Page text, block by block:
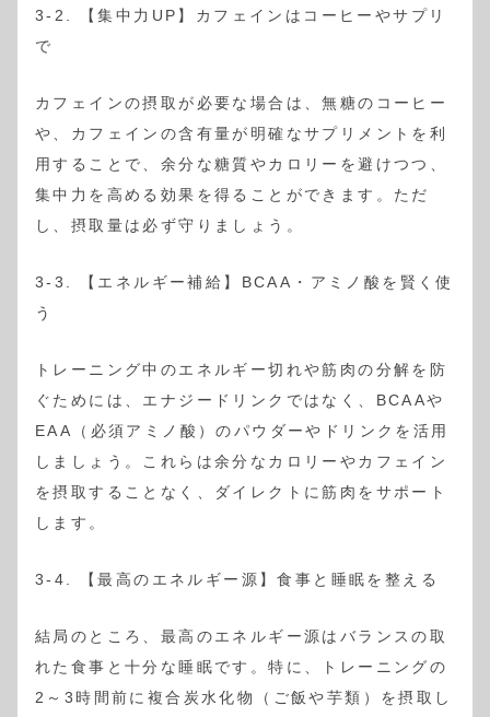
3-2. 【集中力UP】カフェインはコーヒーやサプリ
で
カフェインの摂取が必要な場合は、無糖のコーヒー
や、カフェインの含有量が明確なサプリメントを利
用することで、余分な糖質やカロリーを避けつつ、
集中力を高める効果を得ることができます。ただ
し、摂取量は必ず守りましょう。
3-3. 【エネルギー補給】BCAA・アミノ酸を賢く使
う
トレーニング中のエネルギー切れや筋肉の分解を防
ぐためには、エナジードリンクではなく、BCAAや
EAA（必須アミノ酸）のパウダーやドリンクを活用
しましょう。これらは余分なカロリーやカフェイン
を摂取することなく、ダイレクトに筋肉をサポート
します。
3-4. 【最高のエネルギー源】食事と睡眠を整える
結局のところ、最高のエネルギー源はバランスの取
れた食事と十分な睡眠です。特に、トレーニングの
2～3時間前に複合炭水化物（ご飯や芋類）を摂取し